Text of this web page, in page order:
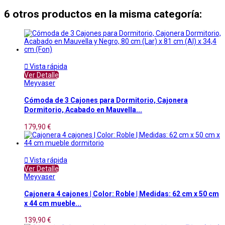
6 otros productos en la misma categoría:
 Vista rápida
Ver Detalle
Meyvaser
Cómoda de 3 Cajones para Dormitorio, Cajonera
Dormitorio, Acabado en Mauvella...
179,90 €
 Vista rápida
Ver Detalle
Meyvaser
Cajonera 4 cajones | Color: Roble | Medidas: 62 cm x 50 cm
x 44 cm mueble...
139,90 €